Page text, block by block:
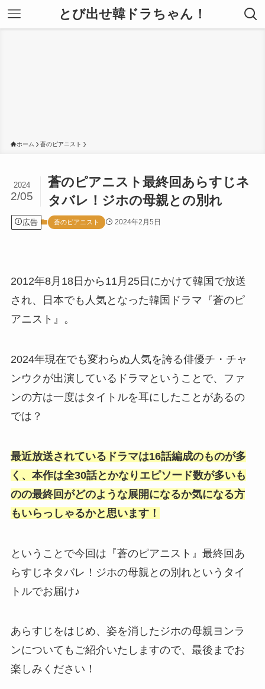
とび出せ韓ドラちゃん！
ホーム 蒼のピアニスト
蒼のピアニスト最終回あらすじネ
タバレ！ジホの母親との別れ
2024
2/05
広告 蒼のピアニスト 2024年2月5日
2012年8月18日から11月25日にかけて韓国で放送
され、日本でも人気となった韓国ドラマ『蒼のピ
アニスト』。
2024年現在でも変わらぬ人気を誇る俳優チ・チャ
ンウクが出演しているドラマということで、ファ
ンの方は一度はタイトルを耳にしたことがあるの
では？
最近放送されているドラマは16話編成のものが多
く、本作は全30話とかなりエピソード数が多いも
のの最終回がどのような展開になるか気になる方
もいらっしゃるかと思います！
ということで今回は『蒼のピアニスト』最終回あ
らすじネタバレ！ジホの母親との別れというタイ
トルでお届け♪
あらすじをはじめ、姿を消したジホの母親ヨンラ
ンについてもご紹介いたしますので、最後までお
楽しみください！